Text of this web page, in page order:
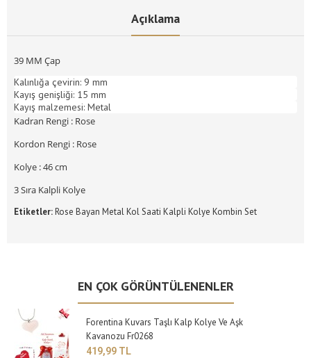
Açıklama
39 MM Çap
Kalınlığa çevirin: 9 mm
Kayış genişliği: 15 mm
Kayış malzemesi: Metal
Kadran Rengi : Rose
Kordon Rengi : Rose
Kolye : 46 cm
3 Sıra Kalpli Kolye
Etiketler:Rose Bayan Metal Kol Saati Kalpli Kolye Kombin Set
EN ÇOK GÖRÜNTÜLENENLER
Forentina Kuvars Taşlı Kalp Kolye Ve Aşk
Kavanozu Fr0268
419,99 TL